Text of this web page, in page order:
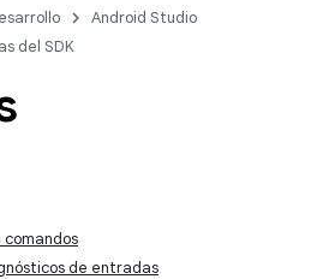
Android Studio
del SDK
de entradas